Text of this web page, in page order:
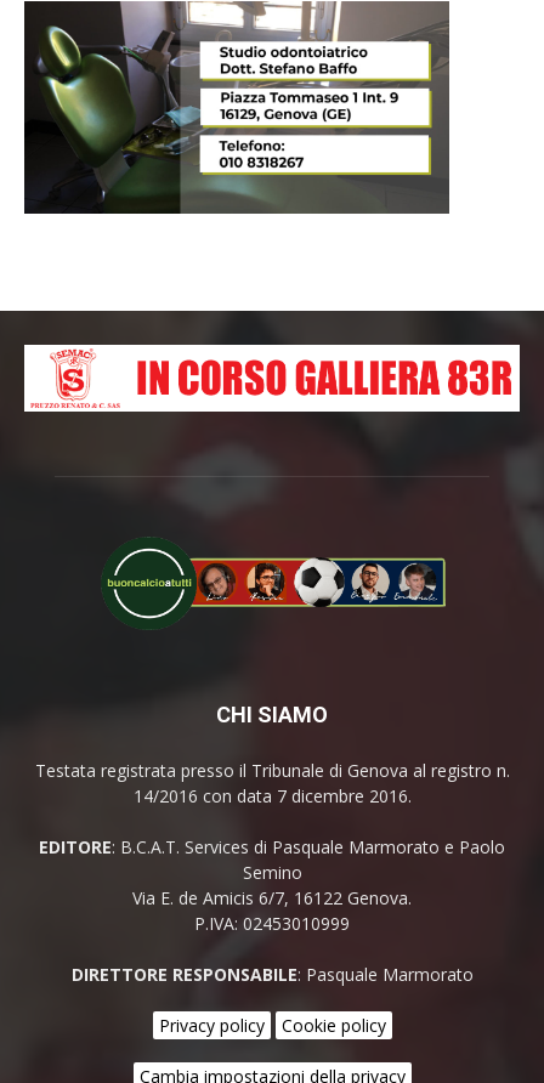
CHI SIAMO
Testata registrata presso il Tribunale di Genova al registro n.
14/2016 con data 7 dicembre 2016.
EDITORE: B.C.A.T. Services di Pasquale Marmorato e Paolo
Semino
Via E. de Amicis 6/7, 16122 Genova.
P.IVA: 02453010999
DIRETTORE RESPONSABILE: Pasquale Marmorato
Privacy policy Cookie policy
Cambia impostazioni della privacy